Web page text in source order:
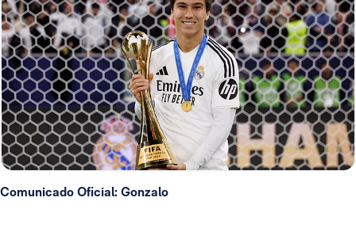
Comunicado Oficial: Gonzalo